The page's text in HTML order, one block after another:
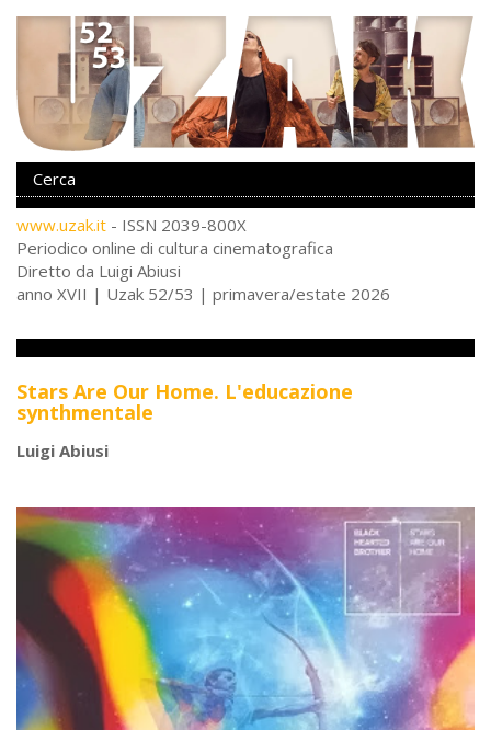
www.uzak.it - ISSN 2039-800X
Periodico online di cultura cinematografica
Diretto da Luigi Abiusi
anno XVII | Uzak 52/53 | primavera/estate 2026
Stars Are Our Home. L'educazione
synthmentale
Luigi Abiusi